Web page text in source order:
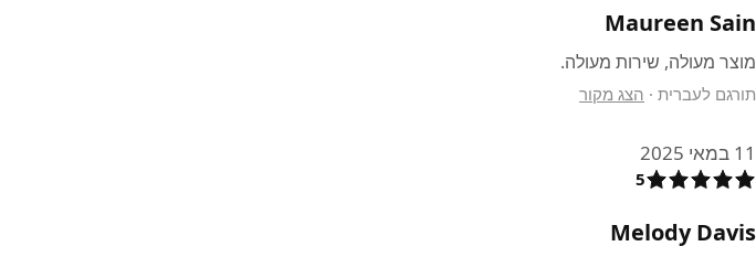
Maureen Sain
מוצר מעולה, שירות מעולה.
תורגם לעברית · הצג מקור
11 במאי 2025
5
Melody Davis